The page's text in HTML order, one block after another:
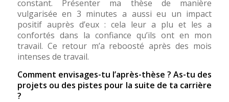
constant. Présenter ma thèse de manière
vulgarisée en 3 minutes a aussi eu un impact
positif auprès d’eux : cela leur a plu et les a
confortés dans la confiance qu’ils ont en mon
travail. Ce retour m’a reboosté après des mois
intenses de travail.
Comment envisages-tu l’après-thèse ? As-tu des
projets ou des pistes pour la suite de ta carrière
?